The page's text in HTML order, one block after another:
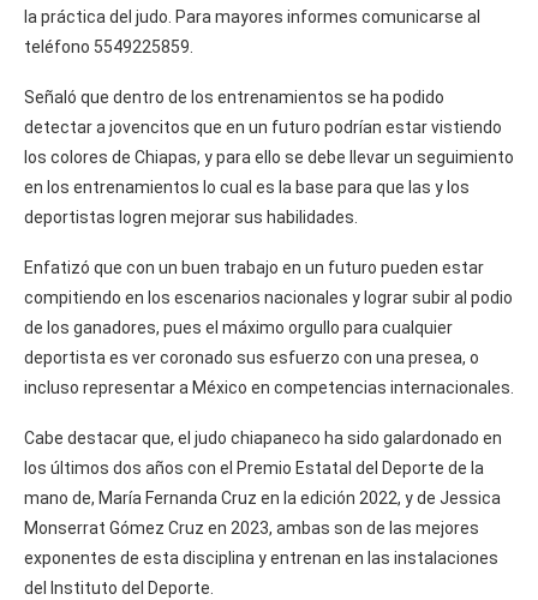
la práctica del judo. Para mayores informes comunicarse al
teléfono 5549225859.
Señaló que dentro de los entrenamientos se ha podido
detectar a jovencitos que en un futuro podrían estar vistiendo
los colores de Chiapas, y para ello se debe llevar un seguimiento
en los entrenamientos lo cual es la base para que las y los
deportistas logren mejorar sus habilidades.
Enfatizó que con un buen trabajo en un futuro pueden estar
compitiendo en los escenarios nacionales y lograr subir al podio
de los ganadores, pues el máximo orgullo para cualquier
deportista es ver coronado sus esfuerzo con una presea, o
incluso representar a México en competencias internacionales.
Cabe destacar que, el judo chiapaneco ha sido galardonado en
los últimos dos años con el Premio Estatal del Deporte de la
mano de, María Fernanda Cruz en la edición 2022, y de Jessica
Monserrat Gómez Cruz en 2023, ambas son de las mejores
exponentes de esta disciplina y entrenan en las instalaciones
del Instituto del Deporte.